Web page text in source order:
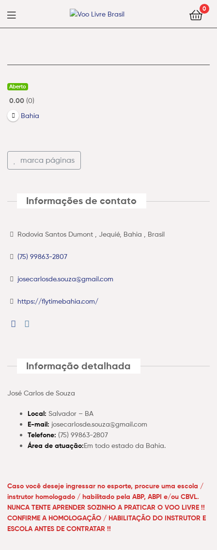
Voo
0
Livre
Aberto
0.00 0
Bahia
marca páginas
Informações de contato
Rodovia Santos Dumont , Jequié, Bahia , Brasil
(75) 99863-2807
josecarlosde.souza@gmail.com
https://flytimebahia.com/
Informação detalhada
José Carlos de Souza
Local: Salvador – BA
E-mail: josecarlosde.souza@gmail.com
Telefone: (75) 99863-2807
Área de atuação:Em todo estado da Bahia.
Caso você deseje ingressar no esporte, procure uma escola /
instrutor homologado / habilitado pela ABP, ABPI e/ou CBVL.
NUNCA TENTE APRENDER SOZINHO A PRATICAR O VOO LIVRE !!
CONFIRME A HOMOLOGAÇÃO / HABILITAÇÃO DO INSTRUTOR E
ESCOLA ANTES DE CONTRATAR !!